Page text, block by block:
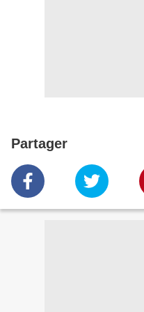
Partager